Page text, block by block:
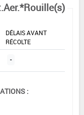
DÉLAIS AVANT
RÉCOLTE
-
: